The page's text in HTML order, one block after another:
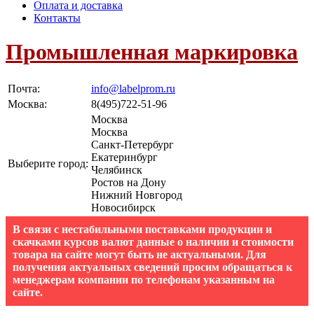
Оплата и доставка
Контакты
Промышленная маркировка
Почта:
info@labelprom.ru
Москва: 8(495)722-51-96
Выберите город:
Москва
Москва
Санкт-Петербург
Екатеринбург
Челябинск
Ростов на Дону
Нижний Новгород
Новосибирск
В связи с нестабильными поставками продукции и
скачками курсов валют данные о наличии и стоимости
товара на сайте могут быть не актуальными. Для
получения актуальных сведений просим обращаться к
менеджерам компании по телефонам указанным на
сайте.